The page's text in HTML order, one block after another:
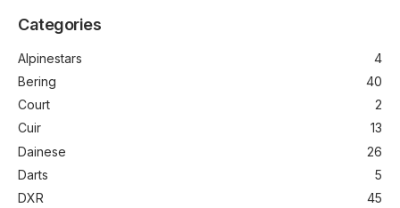
Categories
Alpinestars
4
Bering
40
Court
2
Cuir
13
Dainese
26
Darts
5
DXR
45